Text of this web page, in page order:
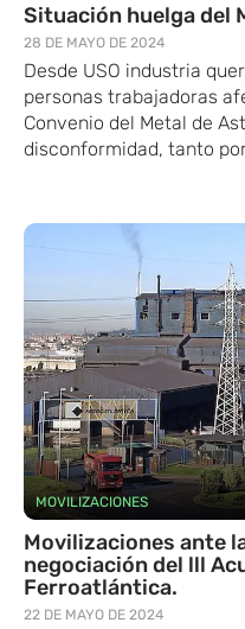
Situación huelga del
28 DE MAYO DE 2024
Desde USO industria
personas trabajadoras
Convenio del Metal de
disconformidad, tanto
MOVILIZACIONES
Movilizaciones ante
negociación del lll
Ferroatlántica.
22 DE MAYO DE 2024